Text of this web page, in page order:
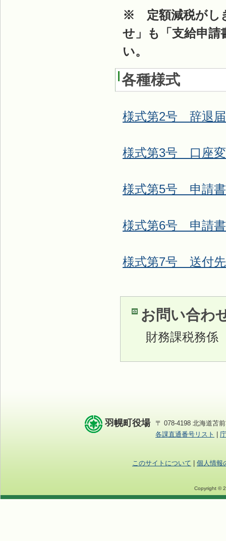
※ 定額減税がし
せ」も「支給申
い。
各種様式
様式第2号 辞退届
様式第3号 口座
様式第5号 申請
様式第6号 申請
様式第7号 送付
お問い合わ
財務課税務係
羽幌町役場
〒 078-4198 北海道苫
各課直通番号リスト
このサイトについて 個人情報
Copyright ©